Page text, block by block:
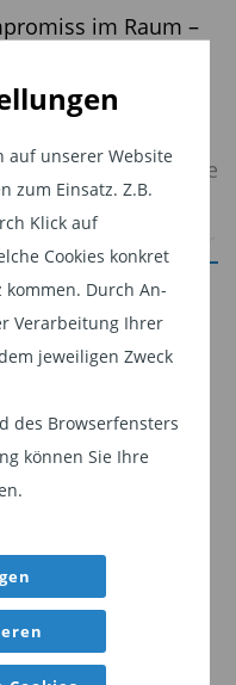
auf unserer Website
zum Einsatz. Z.B.
Klick auf
Cookies konkret
kommen. Durch An-
Verarbeitung Ihrer
jeweiligen Zweck
des Browserfensters
können Sie Ihre
im Raum –
US-
ist weiterhin
Trump im
Edgar Walk die Zölle
und als
wie Stahl und
und
Staaten
betroffen: die
schwache
und geopolitische
Anleger
bestätigen
Anleger sind